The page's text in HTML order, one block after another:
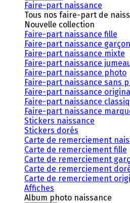
Faire-part naissance
Tous nos faire-part de
Nouvelle collection
Faire-part naissance fille
Faire-part naissance garçon
Faire-part naissance mixte
Faire-part naissance
Faire-part naissance photo
Faire-part naissance sans
Faire-part naissance
Faire-part naissance
Faire-part naissance
Stickers naissance
Stickers dorés
Carte de remerciement
Carte de remerciement fille
Carte de remerciement
Carte de remerciement
Carte de remerciement
Affiches
Album photo naissance